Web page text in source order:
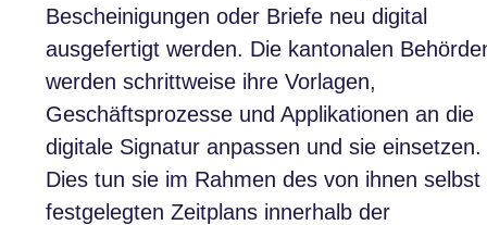
Bescheinigungen oder Briefe neu digital
ausgefertigt werden. Die kantonalen
werden schrittweise ihre Vorlagen,
Geschäftsprozesse und Applikationen an die
digitale Signatur anpassen und sie einsetzen.
Dies tun sie im Rahmen des von ihnen selbst
festgelegten Zeitplans innerhalb der